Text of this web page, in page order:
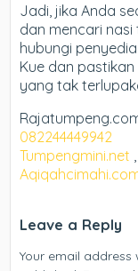
Jadi, jika Anda
dan mencari
hubungi
Kue dan
yang tak
082244449942
Tumpengmini.net
Leave a Reply
Your email address